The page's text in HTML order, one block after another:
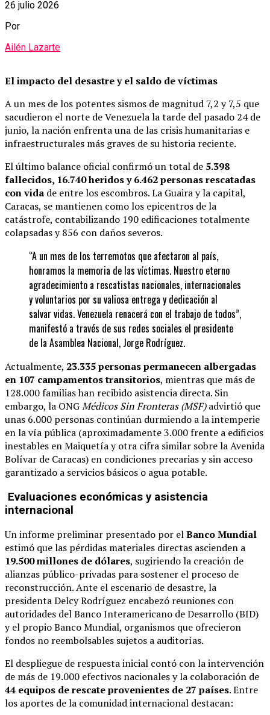
26 julio 2026
Por
Ailén Lazarte
El impacto del desastre y el saldo de víctimas
A un mes de los potentes sismos de magnitud 7,2 y 7,5 que
sacudieron el norte de Venezuela la tarde del pasado 24 de
junio, la nación enfrenta una de las crisis humanitarias e
infraestructurales más graves de su historia reciente.
El último balance oficial confirmó un total de 5.398
fallecidos, 16.740 heridos y 6.462 personas rescatadas
con vida de entre los escombros. La Guaira y la capital,
Caracas, se mantienen como los epicentros de la
catástrofe, contabilizando 190 edificaciones totalmente
colapsadas y 856 con daños severos.
“A un mes de los terremotos que afectaron al país,
honramos la memoria de las víctimas. Nuestro eterno
agradecimiento a rescatistas nacionales, internacionales
y voluntarios por su valiosa entrega y dedicación al
salvar vidas. Venezuela renacerá con el trabajo de todos”,
manifestó a través de sus redes sociales el presidente
de la Asamblea Nacional, Jorge Rodríguez.
Actualmente, 23.335 personas permanecen albergadas
en 107 campamentos transitorios, mientras que más de
128.000 familias han recibido asistencia directa. Sin
embargo, la ONGMédicos Sin Fronteras (MSF)advirtió que
unas 6.000 personas continúan durmiendo a la intemperie
en la vía pública (aproximadamente 3.000 frente a edificios
inestables en Maiquetía y otra cifra similar sobre la Avenida
Bolívar de Caracas) en condiciones precarias y sin acceso
garantizado a servicios básicos o agua potable.
Evaluaciones económicas y asistencia
internacional
Un informe preliminar presentado por elBanco Mundial
estimó que las pérdidas materiales directas ascienden a
19.500 millones de dólares, sugiriendo la creación de
alianzas público-privadas para sostener el proceso de
reconstrucción. Ante el escenario de desastre, la
presidenta Delcy Rodríguez encabezó reuniones con
autoridades del Banco Interamericano de Desarrollo (BID)
y el propio Banco Mundial, organismos que ofrecieron
fondos no reembolsables sujetos a auditorías.
El despliegue de respuesta inicial contó con la intervención
de más de 19.000 efectivos nacionales y la colaboración de
44 equipos de rescate provenientes de 27 países. Entre
los aportes de la comunidad internacional destacan: